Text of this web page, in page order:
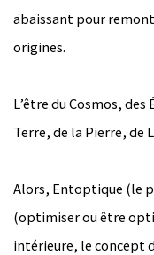
abaissant pour
origines.
L’être du Cosmos,
Terre, de la Pierre, de
Alors, Entoptique (le
(optimiser ou être
intérieure, le concept